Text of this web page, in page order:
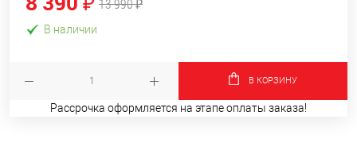
13 990 ₽
В наличии
В КОРЗИНУ
Рассрочка оформляется на этапе оплаты заказа!